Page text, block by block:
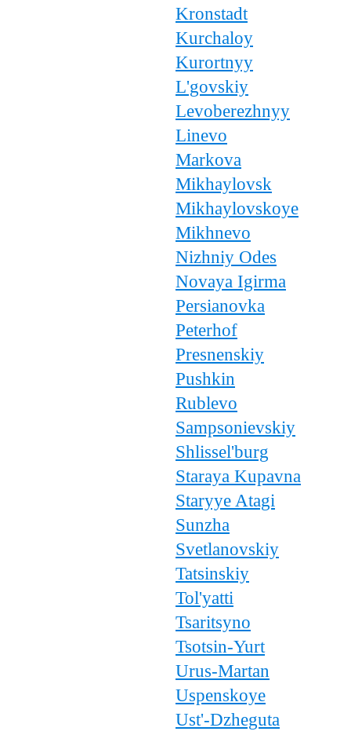
Kronstadt
Kurchaloy
Kurortnyy
L'govskiy
Levoberezhnyy
Linevo
Markova
Mikhaylovsk
Mikhaylovskoye
Mikhnevo
Nizhniy Odes
Novaya Igirma
Persianovka
Peterhof
Presnenskiy
Pushkin
Rublevo
Sampsonievskiy
Shlissel'burg
Staraya Kupavna
Staryye Atagi
Sunzha
Svetlanovskiy
Tatsinskiy
Tol'yatti
Tsaritsyno
Tsotsin-Yurt
Urus-Martan
Uspenskoye
Ust'-Dzheguta